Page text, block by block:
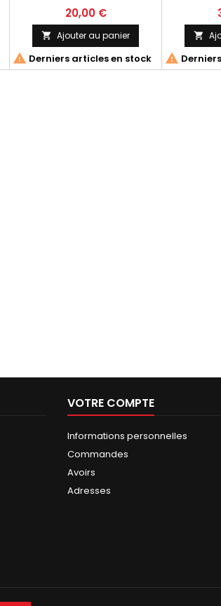
20,00 €
 Ajouter au panier
 Derniers articles en stock


VOTRE COMPTE
Informations personnelles
Commandes
Avoirs
Adresses